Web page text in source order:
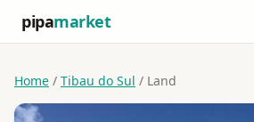
pipamarket
Home / Tibau do Sul / Land